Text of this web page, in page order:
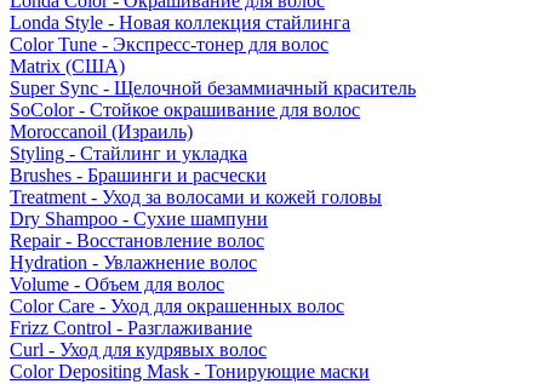
Londa Style - Новая коллекция стайлинга
Color Tune - Экспресс-тонер для волос
Matrix (США)
Super Sync - Щелочной безаммиачный краситель
SoColor - Стойкое окрашивание для волос
Moroccanoil (Израиль)
Styling - Стайлинг и укладка
Brushes - Брашинги и расчески
Treatment - Уход за волосами и кожей головы
Dry Shampoo - Сухие шампуни
Repair - Восстановление волос
Hydration - Увлажнение волос
Volume - Объем для волос
Color Care - Уход для окрашенных волос
Frizz Control - Разглаживание
Curl - Уход для кудрявых волос
Color Depositing Mask - Тонирующие маски